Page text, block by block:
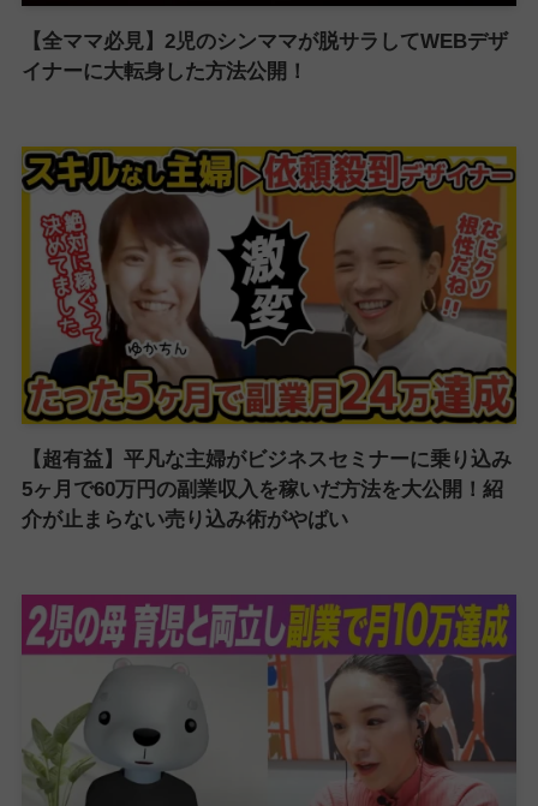
【全ママ必見】2児のシンママが脱サラしてWEBデザ
イナーに大転身した方法公開！
【超有益】平凡な主婦がビジネスセミナーに乗り込み
5ヶ月で60万円の副業収入を稼いだ方法を大公開！紹
介が止まらない売り込み術がやばい